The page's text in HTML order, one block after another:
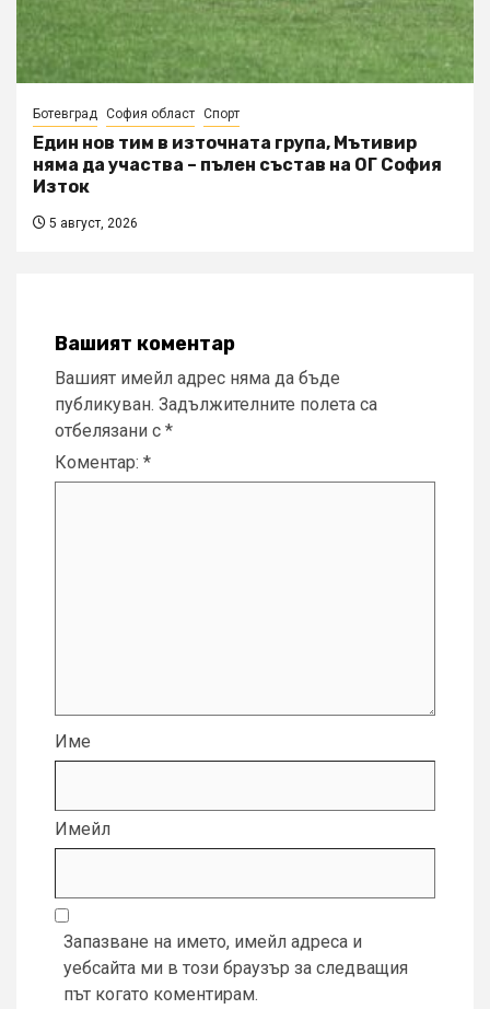
Ботевград София област Спорт
Един нов тим в източната група, Мътивир
няма да участва – пълен състав на ОГ София
Изток
5 август, 2026
Вашият коментар
Вашият имейл адрес няма да бъде
публикуван. Задължителните полета са
отбелязани с *
Коментар: *
Име
Имейл
Запазване на името, имейл адреса и
уебсайта ми в този браузър за следващия
път когато коментирам.